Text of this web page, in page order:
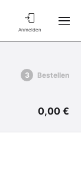
Anmelden
Bestellen
0,00 €